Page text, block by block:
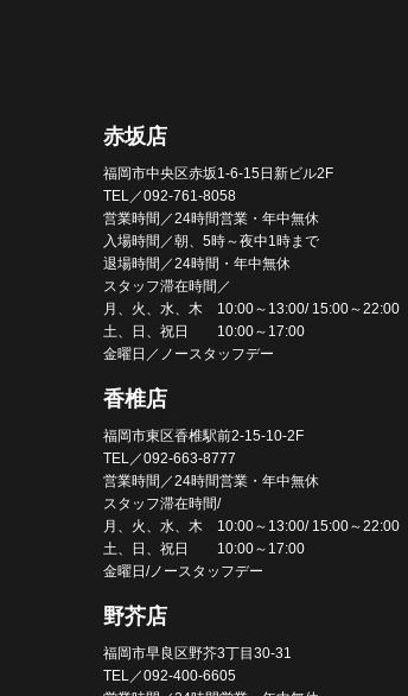
赤坂店
福岡市中央区赤坂1-6-15日新ビル2F
TEL／092-761-8058
営業時間／24時間営業・年中無休
入場時間／朝、5時～夜中1時まで
退場時間／24時間・年中無休
スタッフ滞在時間／
月、火、水、木 10:00～13:00/ 15:00～22:00
土、日、祝日 10:00～17:00
金曜日／ノースタッフデー
香椎店
福岡市東区香椎駅前2-15-10-2F
TEL／092-663-8777
営業時間／24時間営業・年中無休
スタッフ滞在時間/
月、火、水、木 10:00～13:00/ 15:00～22:00
土、日、祝日 10:00～17:00
金曜日/ノースタッフデー
野芥店
福岡市早良区野芥3丁目30-31
TEL／092-400-6605